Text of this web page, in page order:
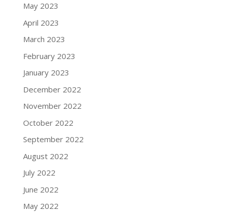
May 2023
April 2023
March 2023
February 2023
January 2023
December 2022
November 2022
October 2022
September 2022
August 2022
July 2022
June 2022
May 2022